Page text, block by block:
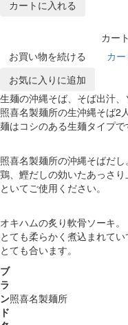
カートに入れる
カー
お買い物を続ける
カ
お気に入りに追加
生麺の沖縄そば、そば出汁、
照喜名製麺所の生沖縄そば2人
麺はコシのある生麺タイプで
照喜名製麺所の沖縄そばだ
鶏、鰹だしの効いたあっさ
といてご使用ください。
オキハムの炙り軟骨ソーキ。
とても柔らかく煮込まれて
とても合います。
ブ
ラ
ン
ド
照喜名製麺所